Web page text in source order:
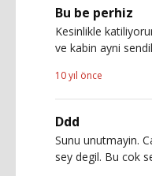
Bu be perhiz
Kesinlikle
ve kabin ayni
10 yıl önce
Ddd
Sunu unutmayin.
sey degil. Bu cok